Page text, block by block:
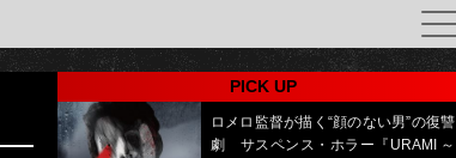
PICK UP
ロメロ監督が描く“顔のない男”の復讐
劇 サスペンス・ホラー『URAMI ～